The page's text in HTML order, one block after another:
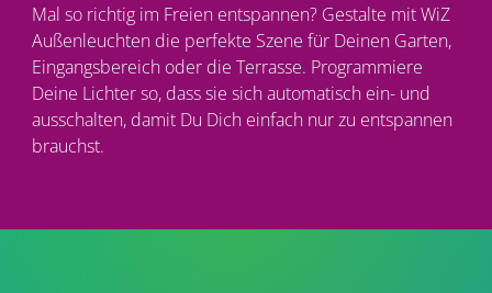
Mal so richtig im Freien entspannen? Gestalte mit WiZ
Außenleuchten die perfekte Szene für Deinen Garten,
Eingangsbereich oder die Terrasse. Programmiere
Deine Lichter so, dass sie sich automatisch ein- und
ausschalten, damit Du Dich einfach nur zu entspannen
brauchst.